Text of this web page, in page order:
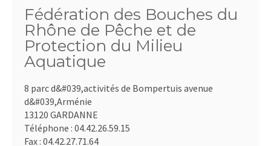
Fédération des Bouches du
Rhône de Pêche et de
Protection du Milieu
Aquatique
8 parc d&#039,activités de Bompertuis avenue
d&#039,Arménie
13120 GARDANNE
Téléphone : 04.42.26.59.15
Fax : 04.42.27.71.64